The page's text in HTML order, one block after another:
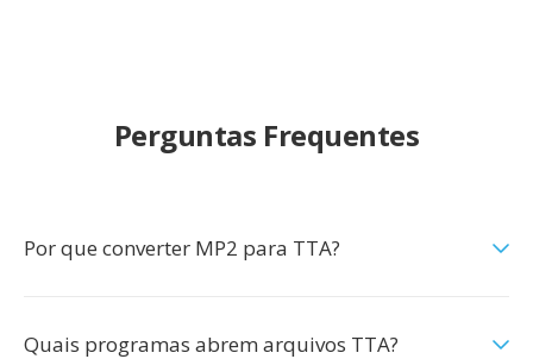
Perguntas Frequentes
Por que converter MP2 para TTA?
Quais programas abrem arquivos TTA?